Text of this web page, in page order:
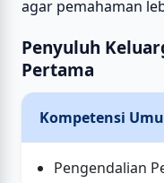
agar pemahaman
Penyuluh
Pertama
Kompetensi
Pengendalian